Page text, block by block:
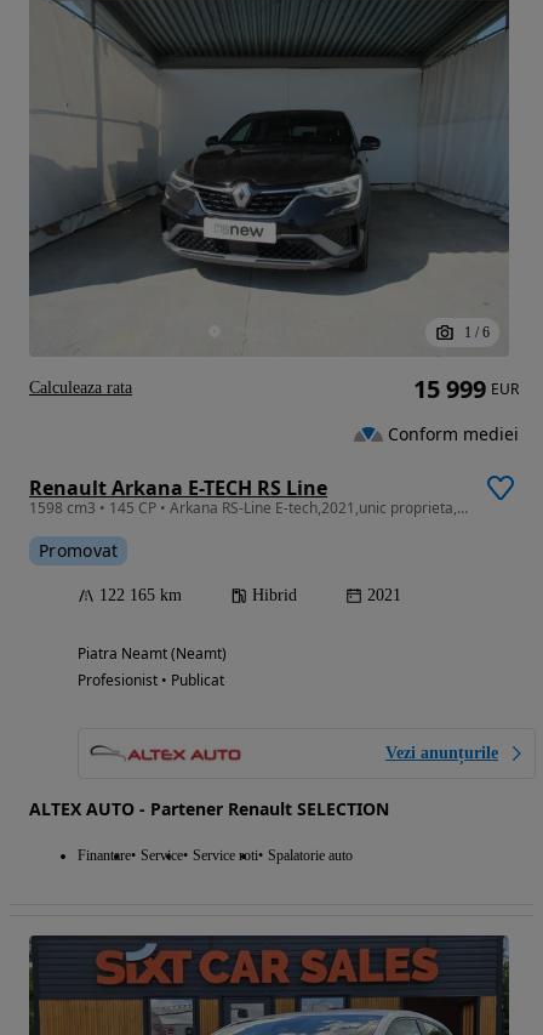
1 / 6
Renault Arkana E-TECH RS Line
1598 cm3 • 145 CP • Arkana RS-Line E-tech,2021,unic proprieta,istoric service ,tva ded
Promovat
122 165 km Hibrid 2021
Piatra Neamt (Neamt)
Profesionist • Publicat
Vezi anunțurile
ALTEX AUTO - Partener Renault SELECTION
Finantare Service Service roti Spalatorie auto
15 999 EUR
Conform mediei
Calculeaza rata